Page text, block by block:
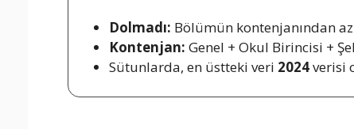
Dolmadı: Bölümün kontenjanından
Kontenjan: Genel + Okul Birincisi +
Sütunlarda, en üstteki veri 2024verisi